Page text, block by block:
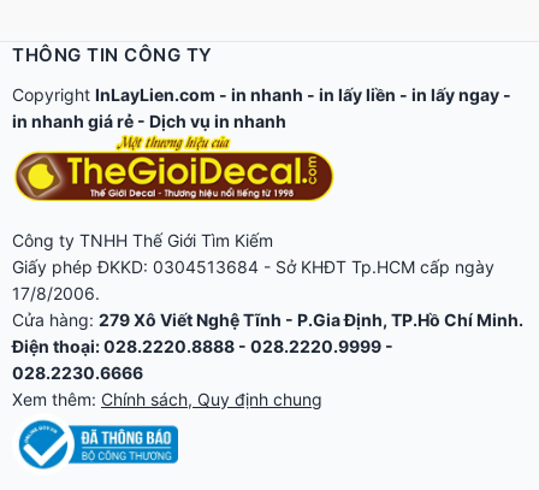
THÔNG TIN CÔNG TY
Copyright InLayLien.com - in nhanh - in lấy liền - in lấy ngay -
in nhanh giá rẻ - Dịch vụ in nhanh
Công ty TNHH Thế Giới Tìm Kiếm
Giấy phép ĐKKD: 0304513684 - Sở KHĐT Tp.HCM cấp ngày
17/8/2006.
Cửa hàng: 279 Xô Viết Nghệ Tĩnh - P.Gia Định, TP.Hồ Chí Minh.
Điện thoại: 028.2220.8888 - 028.2220.9999 -
028.2230.6666
Xem thêm: Chính sách, Quy định chung